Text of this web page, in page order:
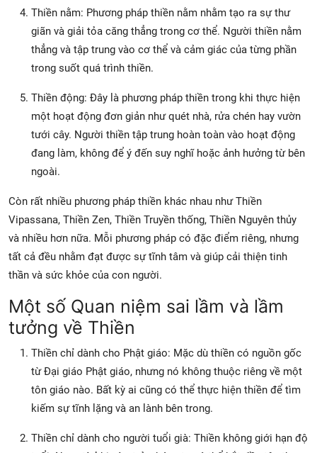
Thiền nằm: Phương pháp thiền nằm nhằm tạo ra sự thư
giãn và giải tỏa căng thẳng trong cơ thể. Người thiền nằm
thẳng và tập trung vào cơ thể và cảm giác của từng phần
trong suốt quá trình thiền.
Thiền động: Đây là phương pháp thiền trong khi thực hiện
một hoạt động đơn giản như quét nhà, rửa chén hay vườn
tưới cây. Người thiền tập trung hoàn toàn vào hoạt động
đang làm, không để ý đến suy nghĩ hoặc ảnh hưởng từ bên
ngoài.
Còn rất nhiều phương pháp thiền khác nhau như Thiền
Vipassana, Thiền Zen, Thiền Truyền thống, Thiền Nguyên thủy
và nhiều hơn nữa. Mỗi phương pháp có đặc điểm riêng, nhưng
tất cả đều nhằm đạt được sự tĩnh tâm và giúp cải thiện tinh
thần và sức khỏe của con người.
Một số Quan niệm sai lầm và lầm
tưởng về Thiền
Thiền chỉ dành cho Phật giáo: Mặc dù thiền có nguồn gốc
từ Đại giáo Phật giáo, nhưng nó không thuộc riêng về một
tôn giáo nào. Bất kỳ ai cũng có thể thực hiện thiền để tìm
kiếm sự tĩnh lặng và an lành bên trong.
Thiền chỉ dành cho người tuổi già: Thiền không giới hạn độ